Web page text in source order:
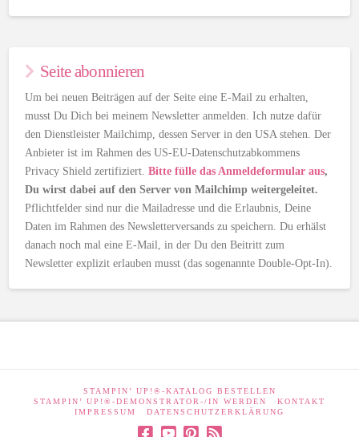
Seite abonnieren
Um bei neuen Beiträgen auf der Seite eine E-Mail zu erhalten,
musst Du Dich bei meinem Newsletter anmelden. Ich nutze dafür
den Dienstleister Mailchimp, dessen Server in den USA stehen. Der
Anbieter ist im Rahmen des US-EU-Datenschutzabkommens
Privacy Shield zertifiziert.Bitte fülle das Anmeldeformular aus,
Du wirst dabei auf den Server von Mailchimp weitergeleitet.
Pflichtfelder sind nur die Mailadresse und die Erlaubnis, Deine
Daten im Rahmen des Newsletterversands zu speichern. Du erhälst
danach noch mal eine E-Mail, in der Du den Beitritt zum
Newsletter explizit erlauben musst (das sogenannte Double-Opt-In).
STAMPIN’ UP!®-KATALOG BESTELLEN
STAMPIN’ UP!®-DEMONSTRATOR-/IN WERDEN
KONTAKT
IMPRESSUM
DATENSCHUTZERKLÄRUNG